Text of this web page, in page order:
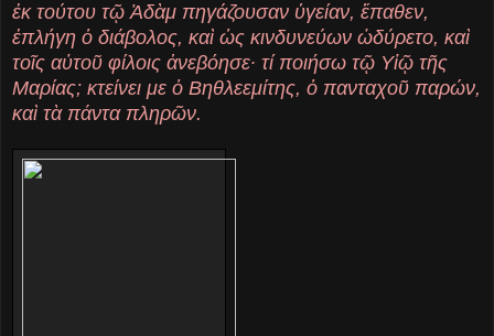
ἐκ τούτου τῷ Ἀδὰμ πηγάζουσαν ὑγείαν, ἔπαθεν,
ἐπλήγη ὁ διάβολος, καὶ ὡς κινδυνεύων ὠδύρετο, καὶ
τοῖς αὐτοῦ φίλοις ἀνεβόησε· τί ποιήσω τῷ Υἱῷ τῆς
Μαρίας; κτείνει με ὁ Βηθλεεμίτης, ὁ πανταχοῦ παρών,
καὶ τὰ πάντα πληρῶν.